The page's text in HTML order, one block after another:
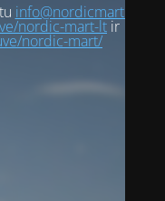
info@nordicmart.com
nordic-mart-ltir
nordic-mart/